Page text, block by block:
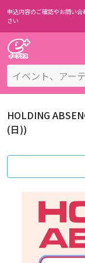
申込内容のご確認やお問い合
さい
HOLDING
(日))